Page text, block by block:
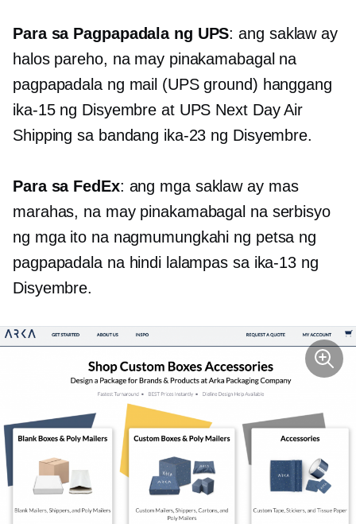
Para sa Pagpapadala ng UPS: ang saklaw ay
halos pareho, na may pinakamabagal na
pagpapadala ng mail (UPS ground) hanggang
ika-15 ng Disyembre at UPS Next Day Air
Shipping sa bandang ika-23 ng Disyembre.
Para sa FedEx: ang mga saklaw ay mas
marahas, na may pinakamabagal na serbisyo
ng mga ito na nagmumungkahi ng petsa ng
pagpapadala na hindi lalampas sa ika-13 ng
Disyembre.